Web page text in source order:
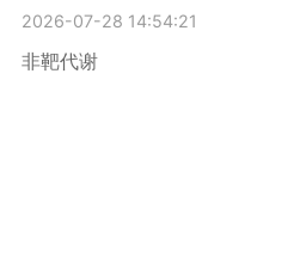
2026-07-28 14:54:21
非靶代谢